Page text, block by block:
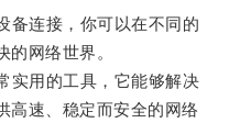
连接，你可以在不同的
网络世界。
用的工具，它能够解决
高速、稳定而安全的网络